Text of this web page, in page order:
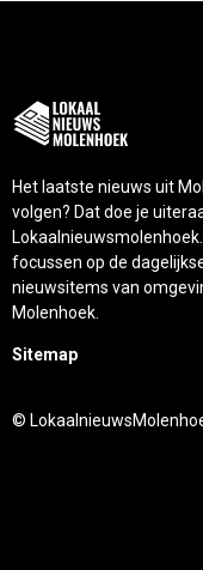
Het laatste nieuws uit
volgen? Dat doe je
focussen op de
nieuwsitems van
Molenhoek.
Sitemap
©